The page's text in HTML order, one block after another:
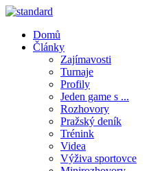
Domů
Články
Zajímavosti
Turnaje
Profily
Jeden game s ...
Rozhovory
Pražský deník
Trénink
Videa
Výživa sportovce